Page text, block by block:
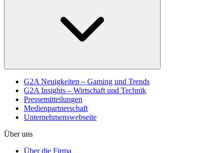
G2A Neuigkeiten – Gaming und Trends
G2A Insights – Wirtschaft und Technik
Pressemitteilungen
Medienpartnerschaft
Unternehmenswebseite
Über uns
Über die Firma